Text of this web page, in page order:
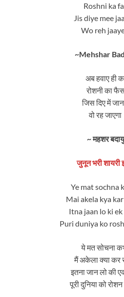
Roshni ka
Jis diye mee
Wo reh
~Mehshar
अब हवाए ही
रोशनी का
जिस दिए में जान
वो रह
~ महशर
जुनून भरी शायरी
Ye mat sochna
Mai akela kya
Itna jaan lo ki
Puri duniya ko
ये मत सोचना
मैं अकेला क्या कर
इतना जान लो की
पूरी दुनिया को